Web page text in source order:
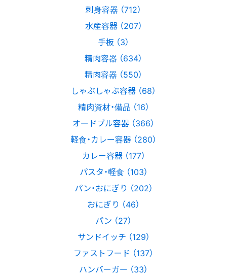
刺身容器 （712）
水産容器 （207）
手板 （3）
精肉容器 （634）
精肉容器 （550）
しゃぶしゃぶ容器 （68）
精肉資材・備品 （16）
オードブル容器 （366）
軽食・カレー容器 （280）
カレー容器 （177）
パスタ・軽食 （103）
パン・おにぎり （202）
おにぎり （46）
パン （27）
サンドイッチ （129）
ファストフード （137）
ハンバーガー （33）